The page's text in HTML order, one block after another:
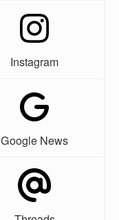
Instagram
Google News